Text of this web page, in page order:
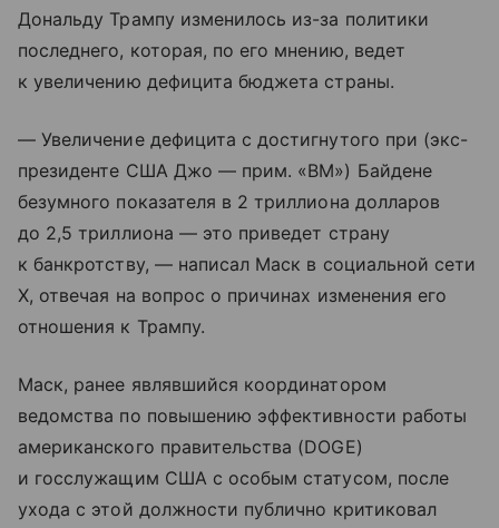
Дональду Трампу изменилось из-за политики
последнего, которая, по его мнению, ведет
к увеличению дефицита бюджета страны.
— Увеличение дефицита с достигнутого при (экс-
президенте США Джо — прим. «ВМ») Байдене
безумного показателя в 2 триллиона долларов
до 2,5 триллиона — это приведет страну
к банкротству, — написал Маск в социальной сети
X, отвечая на вопрос о причинах изменения его
отношения к Трампу.
Маск, ранее являвшийся координатором
ведомства по повышению эффективности работы
американского правительства (DOGE)
и госслужащим США с особым статусом, после
ухода с этой должности публично критиковал